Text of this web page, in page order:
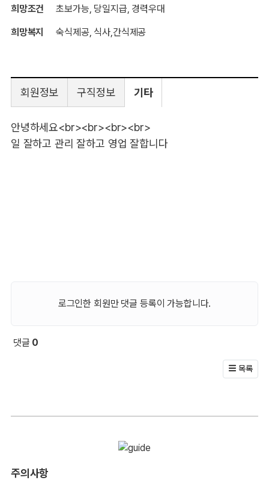
희망조건 초보가능, 당일지급, 경력우대
희망복지 숙식제공, 식사,간식제공
회원정보 구직정보 기타
안녕하세요<br><br><br><br>
일 잘하고 관리 잘하고 영업 잘합니다
로그인한 회원만 댓글 등록이 가능합니다.
댓글 0
목록
주의사항